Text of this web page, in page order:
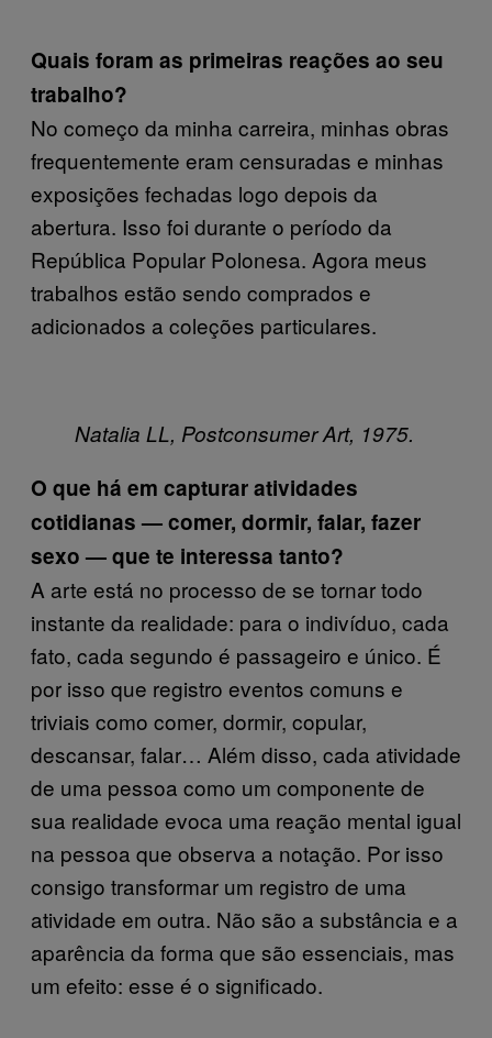
Quais foram as primeiras reações ao seu
trabalho?
No começo da minha carreira, minhas obras
frequentemente eram censuradas e minhas
exposições fechadas logo depois da
abertura. Isso foi durante o período da
República Popular Polonesa. Agora meus
trabalhos estão sendo comprados e
adicionados a coleções particulares.
Natalia LL, Postconsumer Art, 1975.
O que há em capturar atividades
cotidianas — comer, dormir, falar, fazer
sexo — que te interessa tanto?
A arte está no processo de se tornar todo
instante da realidade: para o indivíduo, cada
fato, cada segundo é passageiro e único. É
por isso que registro eventos comuns e
triviais como comer, dormir, copular,
descansar, falar… Além disso, cada atividade
de uma pessoa como um componente de
sua realidade evoca uma reação mental igual
na pessoa que observa a notação. Por isso
consigo transformar um registro de uma
atividade em outra. Não são a substância e a
aparência da forma que são essenciais, mas
um efeito: esse é o significado.